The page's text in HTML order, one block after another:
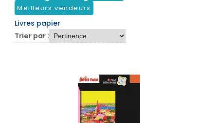
Meilleurs vendeurs
Livres papier
Trier par :